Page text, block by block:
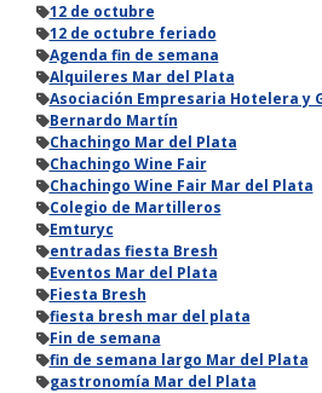
12 de octubre
12 de octubre feriado
Agenda fin de semana
Alquileres Mar del Plata
Asociación Empresaria Hotelera y
Bernardo Martín
Chachingo Mar del Plata
Chachingo Wine Fair
Chachingo Wine Fair Mar del Plata
Colegio de Martilleros
Emturyc
entradas fiesta Bresh
Eventos Mar del Plata
Fiesta Bresh
fiesta bresh mar del plata
Fin de semana
fin de semana largo Mar del Plata
gastronomía Mar del Plata